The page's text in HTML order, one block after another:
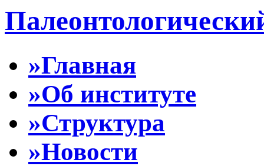
»Главная
»Об институте
»Структура
»Новости